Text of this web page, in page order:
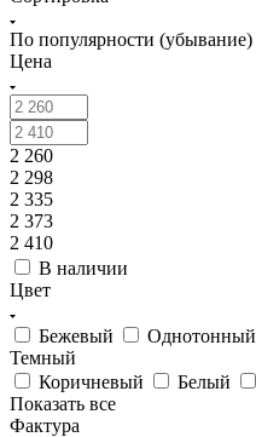
По популярности (убывание)
Цена
2 260
2 298
2 335
2 373
2 410
В наличии
Цвет
Бежевый Однотонный
Темный
Коричневый
Белый
Показать все
Фактура